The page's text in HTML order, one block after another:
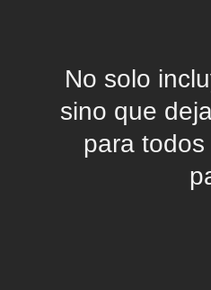
No solo
sino que
para